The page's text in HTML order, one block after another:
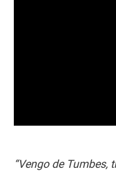
c“Vengo de Tumbes,